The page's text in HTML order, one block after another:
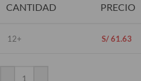
CANTIDAD PRECIO
12+ S/61.63